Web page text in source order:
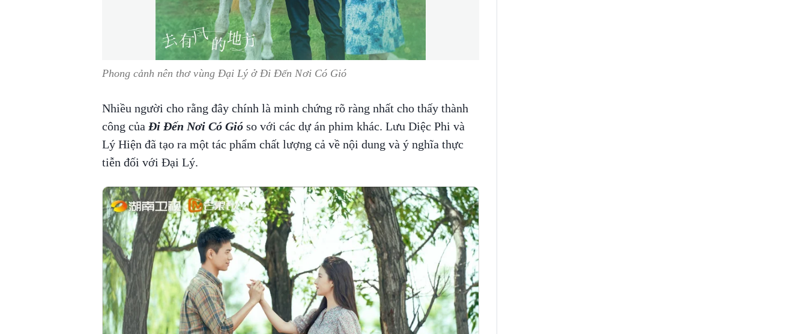
Phong cảnh nên thơ vùng Đại Lý ở Đi Đến Nơi Có Gió
Nhiều người cho rằng đây chính là minh chứng rõ ràng nhất cho thấy thành
công của Đi Đến Nơi Có Gióso với các dự án phim khác. Lưu Diệc Phi và
Lý Hiện đã tạo ra một tác phẩm chất lượng cả về nội dung và ý nghĩa thực
tiễn đối với Đại Lý.